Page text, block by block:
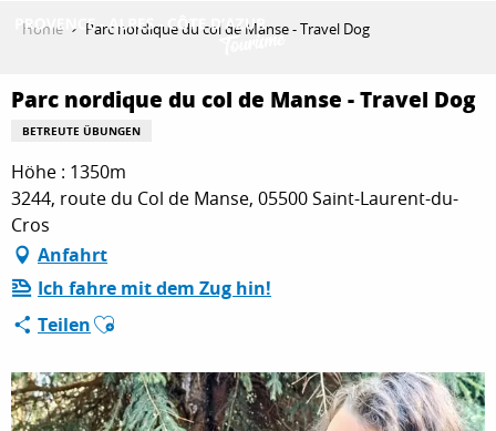
principal
ENTDECKEN
AKTIVITÄTEN
AUFENTHALT
Home Parc nordique du col de Manse - Travel Dog
Parc nordique du col de Manse - Travel Dog
BETREUTE ÜBUNGEN
Höhe : 1350m
3244, route du Col de Manse, 05500 Saint-Laurent-du-
Cros
Anfahrt
Ich fahre mit dem Zug hin!
TeilenAjouter aux favoris